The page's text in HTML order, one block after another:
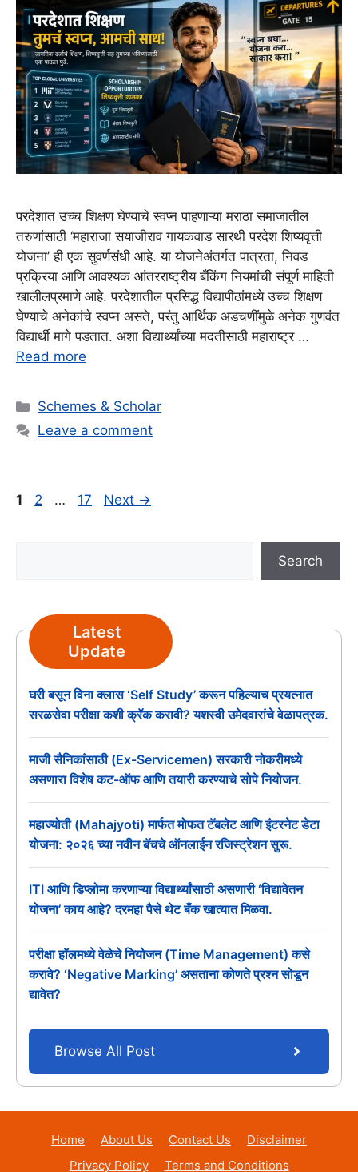
परदेशात उच्च शिक्षण घेण्याचे स्वप्न पाहणाऱ्या मराठा समाजातील
तरुणांसाठी ‘महाराजा सयाजीराव गायकवाड सारथी परदेश शिष्यवृत्ती
योजना’ ही एक सुवर्णसंधी आहे. या योजनेअंतर्गत पात्रता, निवड
प्रक्रिया आणि आवश्यक आंतरराष्ट्रीय बँकिंग नियमांची संपूर्ण माहिती
खालीलप्रमाणे आहे. परदेशातील प्रसिद्ध विद्यापीठांमध्ये उच्च शिक्षण
घेण्याचे अनेकांचे स्वप्न असते, परंतु आर्थिक अडचणींमुळे अनेक गुणवंत
विद्यार्थी मागे पडतात. अशा विद्यार्थ्यांच्या मदतीसाठी महाराष्ट्र …
Read more
Categories
Schemes & Scholar
Leave a comment
Page
1 Page
2 … Page
17 Next →
Search
Latest
Update
घरी बसून विना क्लास ‘Self Study’ करून पहिल्याच प्रयत्नात
सरळसेवा परीक्षा कशी क्रॅक करावी? यशस्वी उमेदवारांचे वेळापत्रक.
माजी सैनिकांसाठी (Ex-Servicemen) सरकारी नोकरीमध्ये
असणारा विशेष कट-ऑफ आणि तयारी करण्याचे सोपे नियोजन.
महाज्योती (Mahajyoti) मार्फत मोफत टॅबलेट आणि इंटरनेट डेटा
योजना: २०२६ च्या नवीन बॅचचे ऑनलाईन रजिस्ट्रेशन सुरू.
ITI आणि डिप्लोमा करणाऱ्या विद्यार्थ्यांसाठी असणारी ‘विद्यावेतन
योजना’ काय आहे? दरमहा पैसे थेट बँक खात्यात मिळवा.
परीक्षा हॉलमध्ये वेळेचे नियोजन (Time Management) कसे
करावे? ‘Negative Marking’ असताना कोणते प्रश्न सोडून
द्यावेत?
Browse All Post
Home About Us Contact Us
Disclaimer
Privacy Policy
Terms and Conditions